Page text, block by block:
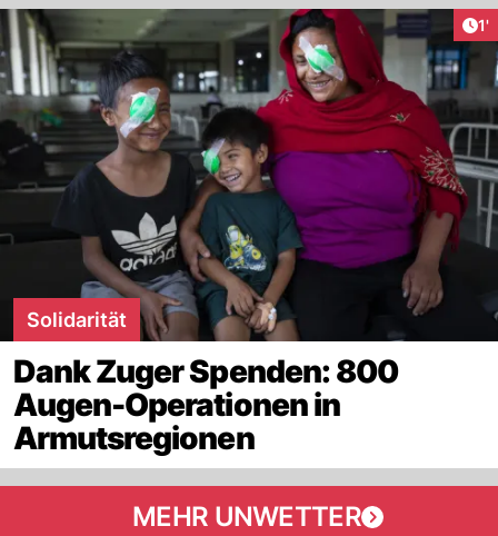
1'
Solidarität
Dank Zuger Spenden: 800
Augen-Operationen in
Armutsregionen
MEHR UNWETTER